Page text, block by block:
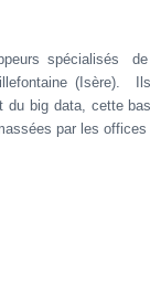
spécialisés
(Isère).
du big data, cette
par les